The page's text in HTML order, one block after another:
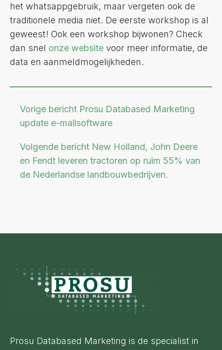
het whatsappgebruik, maar vergeten ook de
traditionele media niet. De eerste workshop is al
geweest! Ook een workshop bijwonen? Check
dan snel onze website voor meer informatie, de
data en aanmeldmogelijkheden.
Vorige bericht Prosu Databased Marketing
update e-mailsoftware
Volgende bericht New Holland, John Deere
en Fendt leveren tractoren op ruim 55% van
de Nederlandse landbouwbedrijven.
Footer
Prosu Databased Marketing is de specialist in